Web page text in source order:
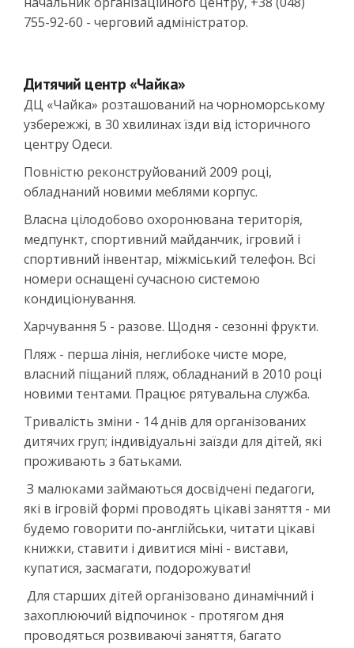
755-92-60 - черговий адміністратор.
Дитячий центр «Чайка»
ДЦ «Чайка» розташований на чорноморському
узбережжі, в 30 хвилинах їзди від історичного
центру Одеси.
Повністю реконструйований 2009 році,
обладнаний новими меблями корпус.
Власна цілодобово охоронювана територія,
медпункт, спортивний майданчик, ігровий і
спортивний інвентар, міжміський телефон. Всі
номери оснащені сучасною системою
кондиціонування.
Харчування 5 - разове. Щодня - сезонні фрукти.
Пляж - перша лінія, неглибоке чисте море,
власний піщаний пляж, обладнаний в 2010 році
новими тентами. Працює рятувальна служба.
Тривалість зміни - 14 днів для організованих
дитячих груп; індивідуальні заїзди для дітей, які
проживають з батьками.
З малюками займаються досвідчені педагоги,
які в ігровій формі проводять цікаві заняття - ми
будемо говорити по-англійськи, читати цікаві
книжки, ставити і дивитися міні - вистави,
купатися, засмагати, подорожувати!
Для старших дітей організовано динамічний і
захоплюючий відпочинок - протягом дня
проводяться розвиваючі заняття, багато